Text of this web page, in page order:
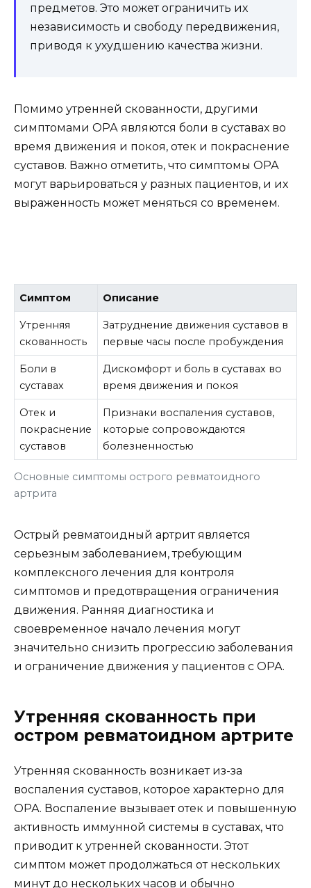
предметов. Это может ограничить их
независимость и свободу передвижения,
приводя к ухудшению качества жизни.
Помимо утренней скованности, другими
симптомами ОРА являются боли в суставах во
время движения и покоя, отек и покраснение
суставов. Важно отметить, что симптомы ОРА
могут варьироваться у разных пациентов, и их
выраженность может меняться со временем.
Основные симптомы острого ревматоидного
артрита
Симптом Описание
Утренняя
скованность
Затруднение движения суставов в
первые часы после пробуждения
Боли в
суставах
Дискомфорт и боль в суставах во
время движения и покоя
Отек и
покраснение
суставов
Признаки воспаления суставов,
которые сопровождаются
болезненностью
Острый ревматоидный артрит является
серьезным заболеванием, требующим
комплексного лечения для контроля
симптомов и предотвращения ограничения
движения. Ранняя диагностика и
своевременное начало лечения могут
значительно снизить прогрессию заболевания
и ограничение движения у пациентов с ОРА.
Утренняя скованность при
остром ревматоидном артрите
Утренняя скованность возникает из-за
воспаления суставов, которое характерно для
ОРА. Воспаление вызывает отек и повышенную
активность иммунной системы в суставах, что
приводит к утренней скованности. Этот
симптом может продолжаться от нескольких
минут до нескольких часов и обычно